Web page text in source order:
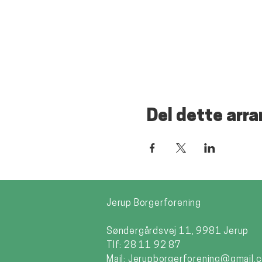
Del dette
Jerup Borgerforening
Søndergårdsvej 11, 9981 Jerup
Tlf: 28 11 92 87
Mail: